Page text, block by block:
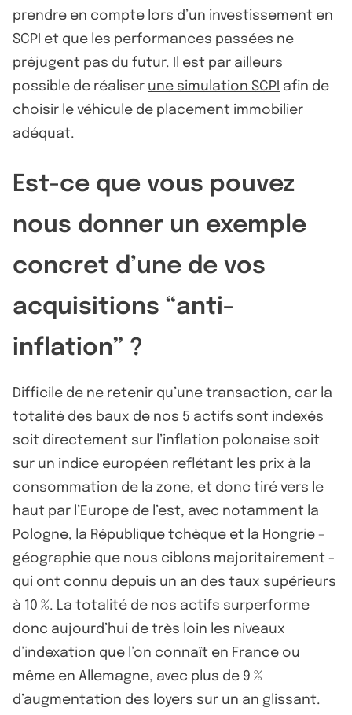
prendre en compte lors d’un investissement en
SCPI et que les performances passées ne
préjugent pas du futur. Il est par ailleurs
possible de réaliser une simulation SCPI afin de
choisir le véhicule de placement immobilier
adéquat.
Est-ce que vous pouvez
nous donner un exemple
concret d’une de vos
acquisitions “anti-
inflation” ?
Difficile de ne retenir qu’une transaction, car la
totalité des baux de nos 5 actifs sont indexés
soit directement sur l’inflation polonaise soit
sur un indice européen reflétant les prix à la
consommation de la zone, et donc tiré vers le
haut par l’Europe de l’est, avec notamment la
Pologne, la République tchèque et la Hongrie –
géographie que nous ciblons majoritairement -
qui ont connu depuis un an des taux supérieurs
à 10 %. La totalité de nos actifs surperforme
donc aujourd’hui de très loin les niveaux
d’indexation que l’on connaît en France ou
même en Allemagne, avec plus de 9 %
d’augmentation des loyers sur un an glissant.